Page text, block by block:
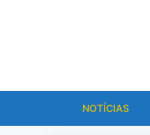
NOTÍCIAS